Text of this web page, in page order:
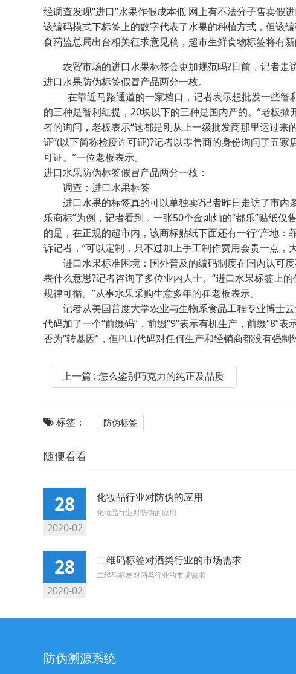
经调查发现“进口”水果作假成本低 网上有不法分子售卖假
该编码模式下标签上的数字代表了水果的种植方式，但该
食药监总局出台相关征求意见稿，超市生鲜食物标签将有新
农贸市场的进口水果标签会更加规范吗?日前，记者走
进口水果防伪标签假冒产品两分一枚。
在靠近马路通道的一家档口，记者表示想批发一些智利
的三种是智利红提，20块以下的三种是国内产的。”老板
者的询问，老板表示“这都是刚从上一级批发商那里运过
证”(以下简称检疫许可证)?记者以零售商的身份询问了五
可证。”一位老板表示。
进口水果防伪标签假冒产品两分一枚：
调查：进口水果标签
进口水果的标签真的可以单独卖?记者昨日走访了市内
乐商标”为例，记者看到，一张50个金灿灿的“都乐”贴纸
的是，在正规的超市内，该商标贴纸下面还有一行“产地
诉记者，“可以定制，只不过加上手工制作费用会贵一点，
进口水果标准困境：国外普及的编码制度在国内认可度
表什么意思?记者咨询了多位业内人士。“进口水果标签上
规律可循。”从事水果采购生意多年的崔老板表示。
记者从美国普度大学农业与生物系食品工程专业博士云
代码加了一个“前缀码”，前缀“9”表示有机生产，前缀“8”
否为“转基因”，但PLU代码对任何生产和经销商都没有强制
上一篇 : 怎么鉴别巧克力的纯正及品质
标签： 防伪标签
随便看看
28
2020-02
化妆品行业对防伪的应用
化妆品行业对防伪的应用
28
2020-02
二维码标签对酒类行业的市场需求
二维码标签对酒类行业的市场需求
防伪溯源系统